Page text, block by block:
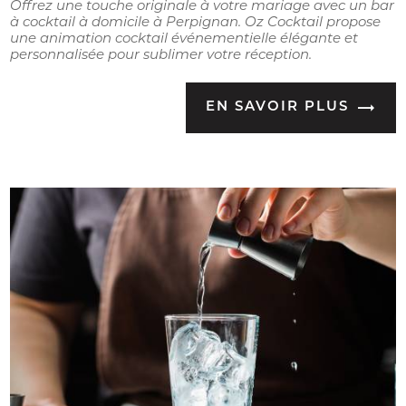
Offrez une touche originale à votre mariage avec un bar
à cocktail à domicile à Perpignan. Oz Cocktail propose
une animation cocktail événementielle élégante et
personnalisée pour sublimer votre réception.
EN SAVOIR PLUS